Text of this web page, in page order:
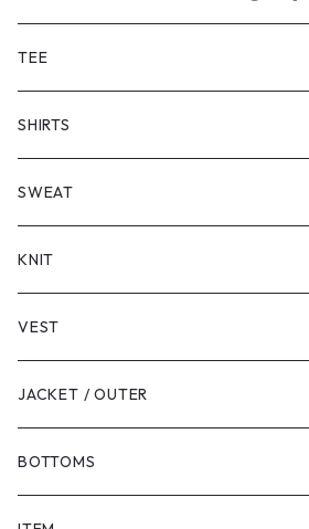
TEE
SHORT SLEEVE
LONG SLEEVE
SHIRTS
SHORT SLEEVE
LONG SLEEVE
SWEAT
KNIT
VEST
JACKET / OUTER
BOTTOMS